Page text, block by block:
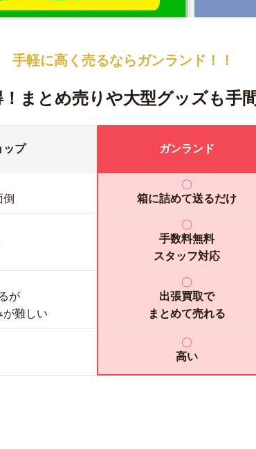
手軽に高く売るならガンランド！！
まとめ売りや大型グッズも手
ップ ガンランド
〇
箱に詰めて送るだけ
〇
手数料無料
スタッフ対応
が
が難しい
〇
出張買取で
まとめて売れる
〇
高い